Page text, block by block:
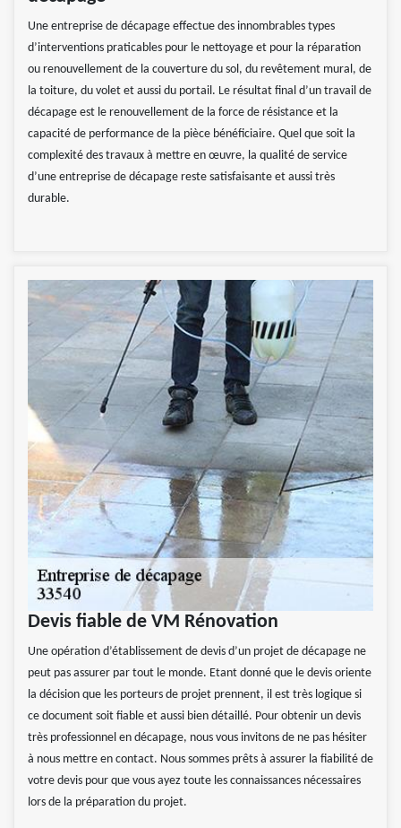
Une entreprise de décapage effectue des innombrables types
d’interventions praticables pour le nettoyage et pour la réparation
ou renouvellement de la couverture du sol, du revêtement mural, de
la toiture, du volet et aussi du portail. Le résultat final d’un travail de
décapage est le renouvellement de la force de résistance et la
capacité de performance de la pièce bénéficiaire. Quel que soit la
complexité des travaux à mettre en œuvre, la qualité de service
d’une entreprise de décapage reste satisfaisante et aussi très
durable.
Devis fiable de VM Rénovation
Une opération d’établissement de devis d’un projet de décapage ne
peut pas assurer par tout le monde. Etant donné que le devis oriente
la décision que les porteurs de projet prennent, il est très logique si
ce document soit fiable et aussi bien détaillé. Pour obtenir un devis
très professionnel en décapage, nous vous invitons de ne pas hésiter
à nous mettre en contact. Nous sommes prêts à assurer la fiabilité de
votre devis pour que vous ayez toute les connaissances nécessaires
lors de la préparation du projet.